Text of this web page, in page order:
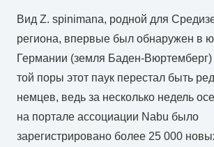
Вид Z. spinimana, родной для
региона, впервые был обнаружен в
Германии (земля Баден-Вюртемберг)
той поры этот паук перестал быть
немцев, ведь за несколько недель
на портале ассоциации Nabu было
зарегистрировано более 25 000